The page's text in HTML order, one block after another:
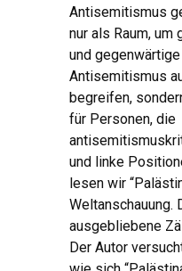
Antisemitismus
nur als Raum, um
und
Antisemitismus
begreifen,
für Personen, die
und linke
lesen wir
Weltanschauung.
ausgebliebene
Der Autor